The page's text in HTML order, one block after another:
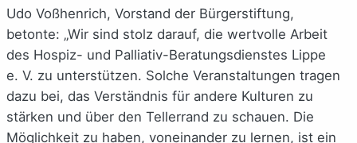
Udo Voßhenrich, Vorstand der Bürgerstiftung,
betonte: „Wir sind stolz darauf, die wertvolle Arbeit
des Hospiz- und Palliativ-Beratungsdienstes Lippe
e. V. zu unterstützen. Solche Veranstaltungen tragen
dazu bei, das Verständnis für andere Kulturen zu
stärken und über den Tellerrand zu schauen. Die
Möglichkeit zu haben, voneinander zu lernen, ist ein